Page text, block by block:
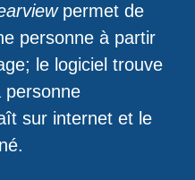
permet de
personne à partir
le logiciel trouve
personne
sur internet et le